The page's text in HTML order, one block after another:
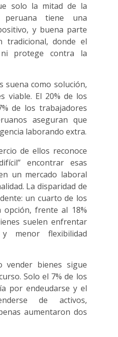
solo la mitad de la
peruana tiene una
y buena parte
tradicional, donde el
protege contra la
suena como solución,
viable. El 20% de los
de los trabajadores
aseguran que
laborando extra.
de ellos reconoce
encontrar esas
un mercado laboral
La disparidad de
un cuarto de los
opción, frente al 18%
suelen enfrentar
menor flexibilidad
vender bienes sigue
Solo el 7% de los
por endeudarse y el
de activos,
aumentaron dos